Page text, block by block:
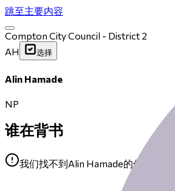
跳至主要内容
Compton City Council - District 2
AH
选择
Alin Hamade
NP
谁在背书
我们找不到Alin Hamade的任何公开